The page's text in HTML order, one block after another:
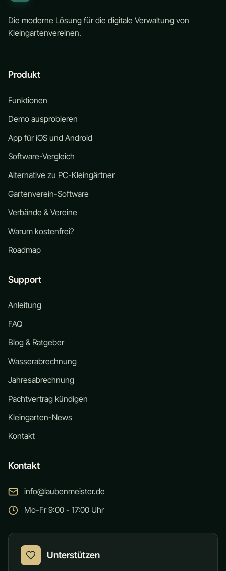
Die moderne Lösung für die digitale Verwaltung von
Kleingartenvereinen.
Produkt
Funktionen
Demo ausprobieren
App für iOS und Android
Software-Vergleich
Alternative zu PC-Kleingärtner
Gartenverein-Software
Verbände & Vereine
Warum kostenfrei?
Roadmap
Support
Anleitung
FAQ
Blog & Ratgeber
Wasserabrechnung
Jahresabrechnung
Pachtvertrag kündigen
Kleingarten-News
Kontakt
Kontakt
info@laubenmeister.de
Mo-Fr 9:00 - 17:00 Uhr
Unterstützen